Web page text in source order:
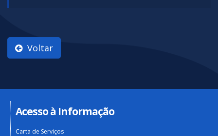
Voltar
Acesso à Informação
Carta de Serviços